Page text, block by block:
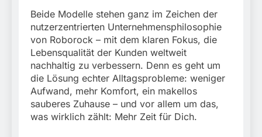
Beide Modelle stehen ganz im Zeichen der
nutzerzentrierten Unternehmensphilosophie
von Roborock – mit dem klaren Fokus, die
Lebensqualität der Kunden weltweit
nachhaltig zu verbessern. Denn es geht um
die Lösung echter Alltagsprobleme: weniger
Aufwand, mehr Komfort, ein makellos
sauberes Zuhause – und vor allem um das,
was wirklich zählt: Mehr Zeit für Dich.